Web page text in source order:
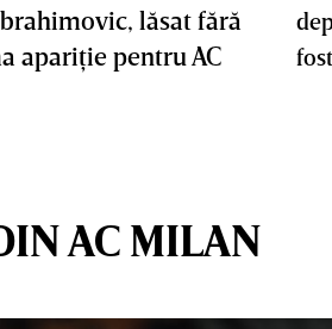
lăsat fără
apariţie pentru AC
AC MILAN